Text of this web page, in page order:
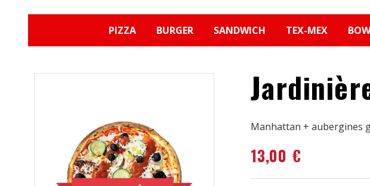
PIZZA BURGER SANDWICH TEX-MEX
Manhattan + aubergines
13,00 €